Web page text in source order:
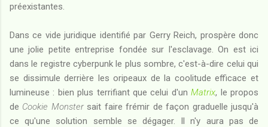
préexistantes.
Dans ce vide juridique identifié par Gerry Reich, prospère donc
une jolie petite entreprise fondée sur l'esclavage. On est ici
dans le registre cyberpunk le plus sombre, c'est-à-dire celui qui
se dissimule derrière les oripeaux de la coolitude efficace et
lumineuse : bien plus terrifiant que celui d'unMatrix, le propos
de Cookie Monstersait faire frémir de façon graduelle jusqu'à
ce qu'une solution semble se dégager. Il n'y aura pas de